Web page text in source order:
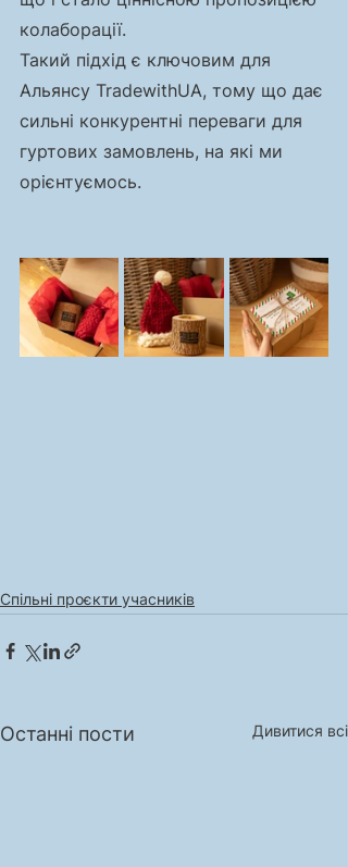
колаборації.
Такий підхід є ключовим для
Альянсу TradewithUA, тому що дає
сильні конкурентні переваги для
гуртових замовлень, на які ми
орієнтуємось.
Спільні проєкти учасників
Останні пости Дивитися всі